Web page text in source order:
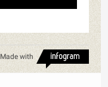
Made with